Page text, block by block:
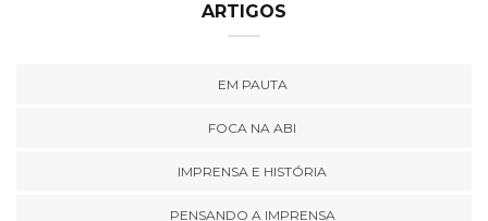
ARTIGOS
EM PAUTA
FOCA NA ABI
IMPRENSA E HISTÓRIA
PENSANDO A IMPRENSA